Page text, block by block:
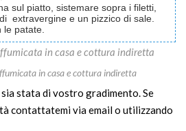
sul piatto, sistemare sopra i filetti,
extravergine e un pizzico di sale.
patate.
in casa e cottura indiretta
stata di vostro gradimento. Se
contattatemi via email o utilizzando